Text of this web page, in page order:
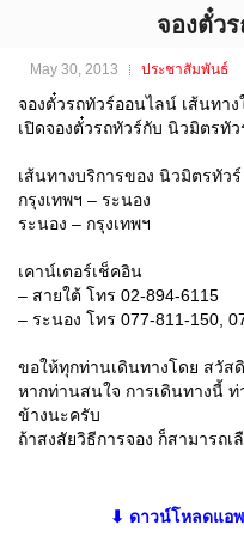
จองตั๋วรถทัวร์ นิว
May 30, 2013 ประชาสัมพันธ์
จองตั๋วรถทัวร์ออนไลน์ เส้นทาง
เปิดจองตั๋วรถทัวร์กับ นิวมิตรทั
เส้นทางบริการของ นิวมิตรทัว
กรุงเทพฯ – ระนอง
ระนอง – กรุงเทพฯ
เคาน์เตอร์เช็คอิน
– สายใต้ โทร 02-894-6115
– ระนอง โทร 077-811-150,
ขอให้ทุกท่านเดินทางโดย สวัส
หากท่านสนใจ การเดินทางนี้
ข้างนะครับ
ถ้าสงสัยวิธีการจอง ก็สามารถ
⬇ ดาวน์โหลดแอ
จองตั๋ว